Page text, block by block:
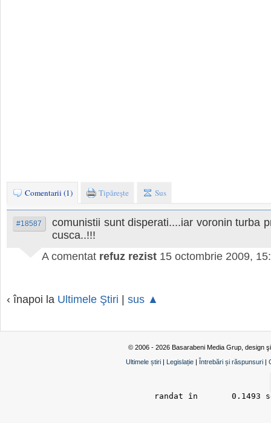
Comentarii (1) Tipăreşte Sus
#18587
comunistii sunt disperati....iar voronin turba
cusca..!!!
A comentat refuz rezist 15 octombrie 2009,
‹ înapoi la Ultimele Ştiri sus ▲
© 2006 - 2026 Basarabeni Media Grup, design
Ultimele știri
Legislație Întrebări și răspunsuri
randat în